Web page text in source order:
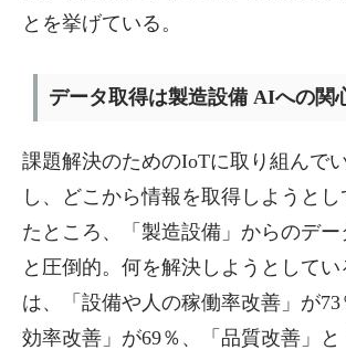
とを挙げている。
データ取得は製造設備 AIへの関
課題解決のためのIoTに取り組んで
し、どこから情報を取得しようと
たところ、「製造設備」からのデー
と圧倒的。何を解決しようとして
は、「設備や人の稼働率改善」が
効率改善」が69％、「品質改善」